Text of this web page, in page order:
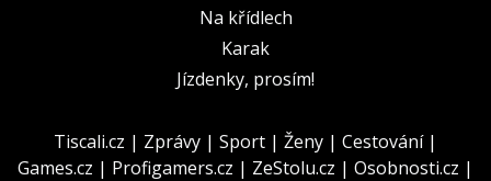
Na křídlech
Karak
Jízdenky, prosím!
Tiscali.cz | Zprávy | Sport | Ženy | Cestování|
Games.cz | Profigamers.cz | ZeStolu.cz | Osobnosti.cz |